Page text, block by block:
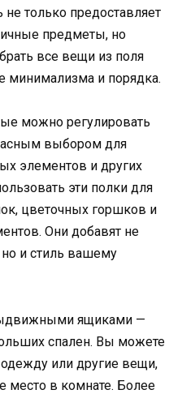
только предоставляет
предметы, но
все вещи из поля
минимализма и порядка.
можно регулировать
выбором для
элементов и других
эти полки для
цветочных горшков и
Они добавят не
и стиль вашему
ящиками —
спален. Вы можете
одежду или другие вещи,
место в комнате. Более